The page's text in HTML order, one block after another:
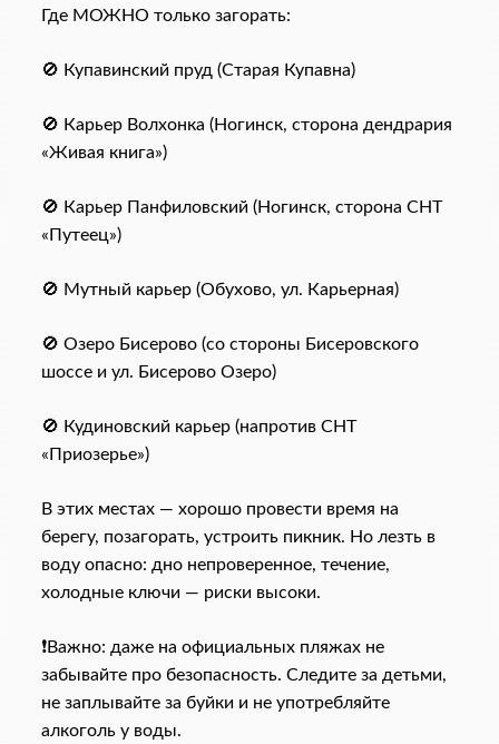
Где МОЖНО только загорать:
🚫 Купавинский пруд (Старая Купавна)
🚫 Карьер Волхонка (Ногинск, сторона дендрария
«Живая книга»)
🚫 Карьер Панфиловский (Ногинск, сторона СНТ
«Путеец»)
🚫 Мутный карьер (Обухово, ул. Карьерная)
🚫 Озеро Бисерово (со стороны Бисеровского
шоссе и ул. Бисерово Озеро)
🚫 Кудиновский карьер (напротив СНТ
«Приозерье»)
В этих местах — хорошо провести время на
берегу, позагорать, устроить пикник. Но лезть в
воду опасно: дно непроверенное, течение,
холодные ключи — риски высоки.
❗Важно: даже на официальных пляжах не
забывайте про безопасность. Следите за детьми,
не заплывайте за буйки и не употребляйте
алкоголь у воды.